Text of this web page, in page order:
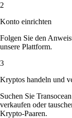
2
Konto einrichten
Folgen Sie den
unsere Plattform.
3
Kryptos handeln und
Suchen Sie
verkaufen oder
Krypto-Paaren.